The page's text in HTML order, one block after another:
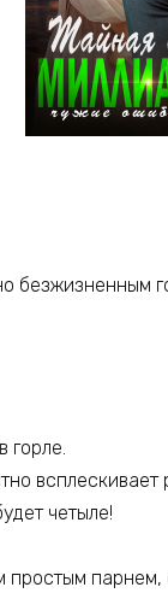
безжизненным
горле.
четыле!
парнем,